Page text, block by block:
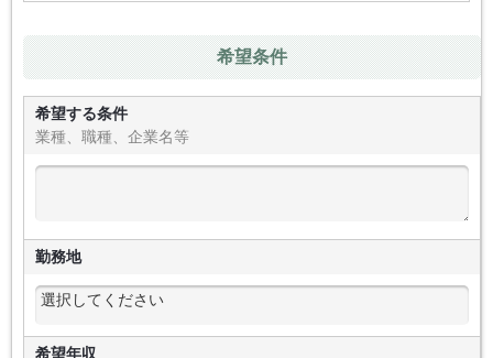
希望条件
希望する条件
業種、職種、企業名等
勤務地
希望年収